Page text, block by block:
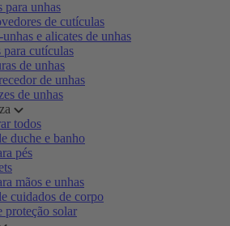
para unhas
de cutículas
e alicates de unhas
para cutículas
de unhas
de unhas
de unhas
todos
duche e banho
pés
mãos e unhas
cuidados de corpo
proteção solar